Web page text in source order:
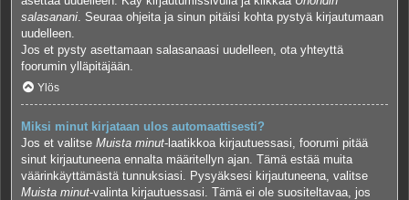
salasanani . Seuraa ohjeita ja sinun pitäisi kohta pystyä kirjautumaan
uudelleen.
Jos et pysty asettamaan salasanaasi uudelleen, ota yhteyttä
foorumin ylläpitäjään.
Ylös
Miksi minut kirjataan ulos automaattisesti?
Jos et valitse Muista minut-laatikkoa kirjautuessasi, foorumi pitää
sinut kirjautuneena ennalta määritellyn ajan. Tämä estää muita
väärinkäyttämästä tunnuksiasi. Pysyäksesi kirjautuneena, valitse
Muista minut-valinta kirjautuessasi. Tämä ei ole suositeltavaa, jos